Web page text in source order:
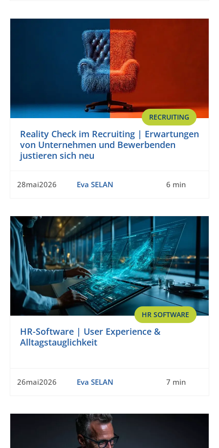
RECRUITING
Reality Check im Recruiting | Erwartungen
von Unternehmen und Bewerbenden
justieren sich neu
28mai2026 Eva SELAN 6 min
HR SOFTWARE
HR-Software | User Experience &
Alltagstauglichkeit
26mai2026 Eva SELAN 7 min